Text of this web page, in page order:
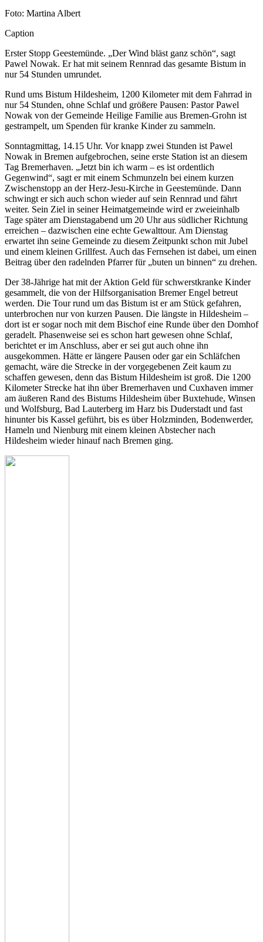
Foto: Martina Albert
Caption
Erster Stopp Geestemünde. „Der Wind bläst ganz schön“, sagt
Pawel Nowak. Er hat mit seinem Rennrad das gesamte Bistum in
nur 54 Stunden umrundet.
Rund ums Bistum Hildesheim, 1200 Kilometer mit dem Fahrrad in
nur 54 Stunden, ohne Schlaf und größere Pausen: Pastor Pawel
Nowak von der Gemeinde Heilige Familie aus Bremen-Grohn ist
gestrampelt, um Spenden für kranke Kinder zu sammeln.
Sonntagmittag, 14.15 Uhr. Vor knapp zwei Stunden ist Pawel
Nowak in Bremen aufgebrochen, seine erste Station ist an diesem
Tag Bremerhaven. „Jetzt bin ich warm – es ist ordentlich
Gegenwind“, sagt er mit einem Schmunzeln bei einem kurzen
Zwischenstopp an der Herz-Jesu-Kirche in Geestemünde. Dann
schwingt er sich auch schon wieder auf sein Rennrad und fährt
weiter. Sein Ziel in seiner Heimatgemeinde wird er zweieinhalb
Tage später am Dienstagabend um 20 Uhr aus südlicher Richtung
erreichen – dazwischen eine echte Gewalttour. Am Dienstag
erwartet ihn seine Gemeinde zu diesem Zeitpunkt schon mit Jubel
und einem kleinen Grillfest. Auch das Fernsehen ist dabei, um einen
Beitrag über den radelnden Pfarrer für „buten un binnen“ zu drehen.
Der 38-Jährige hat mit der Aktion Geld für schwerstkranke Kinder
gesammelt, die von der Hilfsorganisation Bremer Engel betreut
werden. Die Tour rund um das Bistum ist er am Stück gefahren,
unterbrochen nur von kurzen Pausen. Die längste in Hildesheim –
dort ist er sogar noch mit dem Bischof eine Runde über den Domhof
geradelt. Phasenweise sei es schon hart gewesen ohne Schlaf,
berichtet er im Anschluss, aber er sei gut auch ohne ihn
ausgekommen. Hätte er längere Pausen oder gar ein Schläfchen
gemacht, wäre die Strecke in der vorgegebenen Zeit kaum zu
schaffen gewesen, denn das Bistum Hildesheim ist groß. Die 1200
Kilometer Strecke hat ihn über Bremerhaven und Cuxhaven immer
am äußeren Rand des Bistums Hildesheim über Buxtehude, Winsen
und Wolfsburg, Bad Lauterberg im Harz bis Duderstadt und fast
hinunter bis Kassel geführt, bis es über Holzminden, Bodenwerder,
Hameln und Nienburg mit einem kleinen Abstecher nach
Hildesheim wieder hinauf nach Bremen ging.